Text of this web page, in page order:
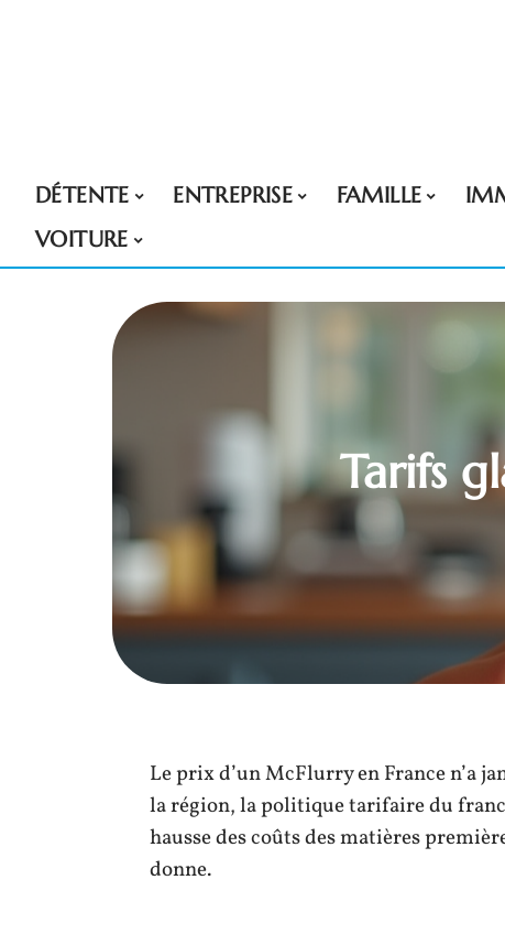
DÉTENTE ENTREPRISE FAMILLE
VOITURE
Tarifs
Le prix d’un McFlurry en France n’a
la région, la politique tarifaire du
hausse des coûts des matières
donne.